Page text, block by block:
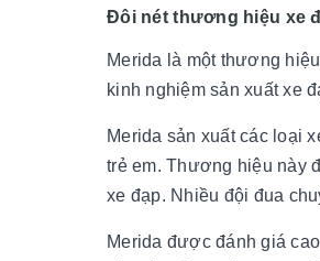
Đôi nét thương hiệu xe
Merida là một thương
kinh nghiệm sản xuất xe
Merida sản xuất các loại
trẻ em. Thương hiệu này
xe đạp. Nhiều đội đua
Merida được đánh giá